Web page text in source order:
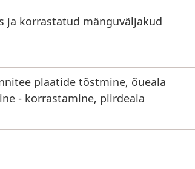
ja korrastatud mänguväljakud
plaatide tõstmine, õueala
- korrastamine, piirdeaia